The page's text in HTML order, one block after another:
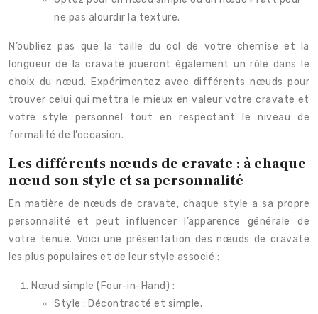
ne pas alourdir la texture.
N’oubliez pas que la taille du col de votre chemise et la
longueur de la cravate joueront également un rôle dans le
choix du nœud. Expérimentez avec différents nœuds pour
trouver celui qui mettra le mieux en valeur votre cravate et
votre style personnel tout en respectant le niveau de
formalité de l’occasion.
Les différents nœuds de cravate : à chaque
nœud son style et sa personnalité
En matière de nœuds de cravate, chaque style a sa propre
personnalité et peut influencer l’apparence générale de
votre tenue. Voici une présentation des nœuds de cravate
les plus populaires et de leur style associé :
Nœud simple (Four-in-Hand) :
Style : Décontracté et simple.